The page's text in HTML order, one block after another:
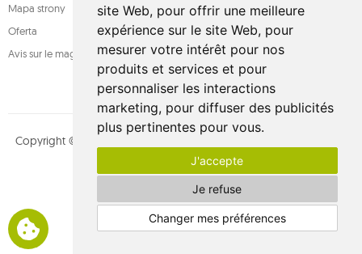
site Web, pour offrir une meilleure
expérience sur le site Web, pour
mesurer votre intérêt pour nos
produits et services et pour
personnaliser les interactions
marketing, pour diffuser des publicités
plus pertinentes pour vous.
J'accepte
Je refuse
Changer mes préférences
Mapa strony
Oferta
Avis sur le magasin
Copyright © whamaku.pl. Tous les droits sont réservés. Conçu par
MOUTON interactive